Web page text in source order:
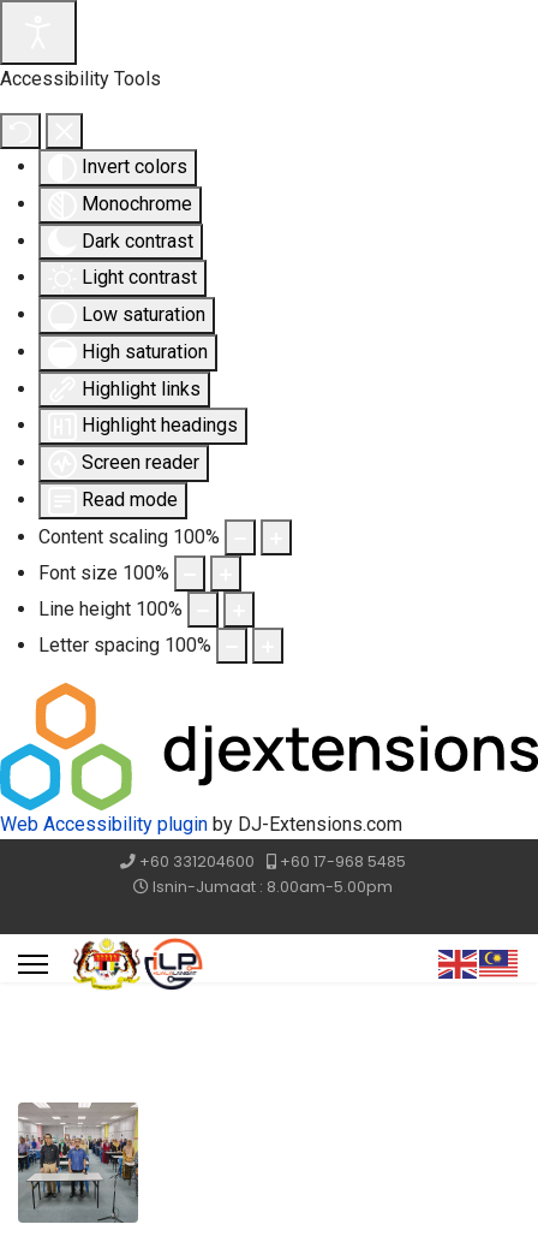
Accessibility Tools
Invert colors
Monochrome
Dark contrast
Light contrast
Low saturation
High saturation
Highlight links
Highlight headings
Screen reader
Read mode
Content scaling 100%
Font size 100%
Line height 100%
Letter spacing 100%
Web Accessibility plugin by DJ-Extensions.com
+60 331204600
+60 17-968 5485
Isnin-Jumaat : 8.00am-5.00pm